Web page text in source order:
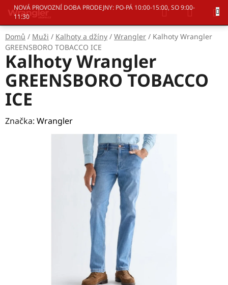
Přejít
obsah
NOVÁ PROVOZNÍ DOBA PRODEJNY: PO-PÁ 10:00-15:00, SO 9:00-
11:30
Hledat
KOŠÍK
Domů / Muži / Kalhoty a džíny / Wrangler / Kalhoty Wrangler
GREENSBORO TOBACCO ICE
Kalhoty Wrangler
GREENSBORO TOBACCO
ICE
Značka: Wrangler